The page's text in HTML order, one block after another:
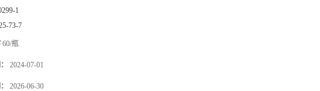
1
73-7
60/瓶
2024-07-01
2026-06-30